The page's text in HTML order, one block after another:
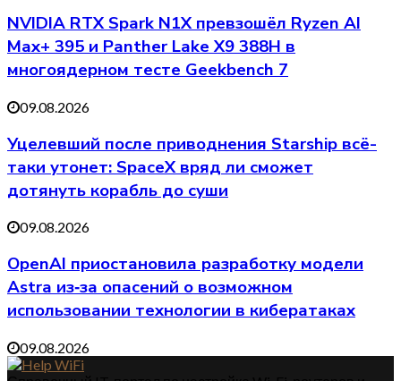
NVIDIA RTX Spark N1X превзошёл Ryzen AI
Max+ 395 и Panther Lake X9 388H в
многоядерном тесте Geekbench 7
09.08.2026
Уцелевший после приводнения Starship всё-
таки утонет: SpaceX вряд ли сможет
дотянуть корабль до суши
09.08.2026
OpenAI приостановила разработку модели
Astra из‑за опасений о возможном
использовании технологии в кибератаках
09.08.2026